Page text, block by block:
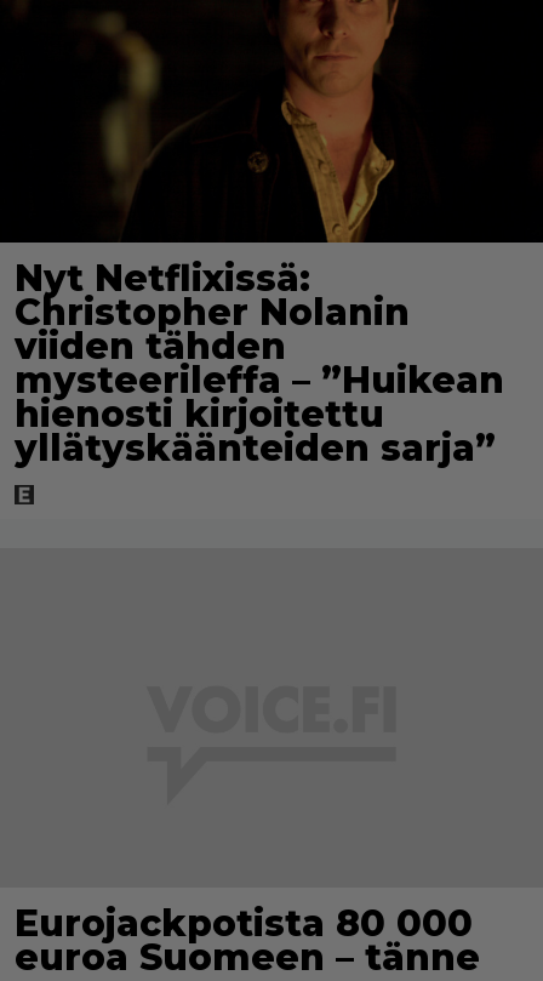
Nyt Netflixissä:
Christopher Nolanin
viiden tähden
mysteerileffa – ”Huikean
hienosti kirjoitettu
yllätyskäänteiden sarja”
Eurojackpotista 80 000
euroa Suomeen – tänne